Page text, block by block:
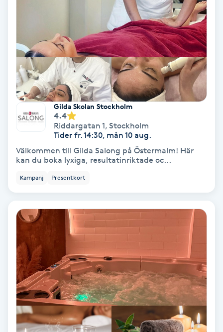
Käkledsbehandling
Kärlbehandling
Laserbehandling
Lashlift Keratin
Liktornar
LPG
LPG-behandling
LPG-massage
Luggklippning
Gilda Skolan Stockholm
4.4
Riddargatan 1, Stockholm
Tider fr. 14:30, mån 10 aug.
Välkommen till Gilda Salong på Östermalm! Här
kan du boka lyxiga, resultatinriktade oc...
Kampanj Presentkort